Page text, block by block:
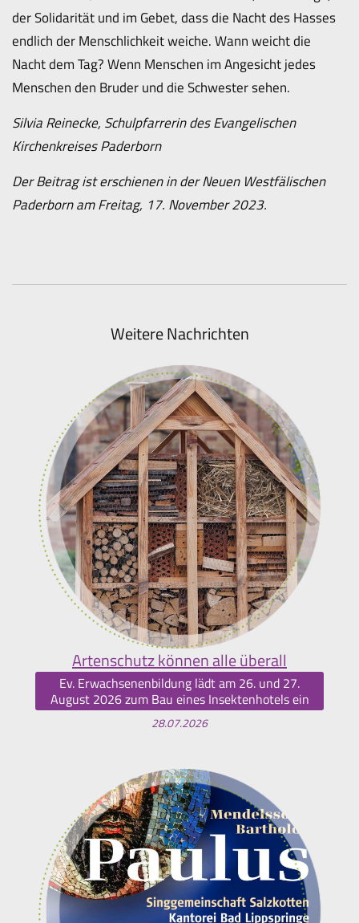
der Solidarität und im Gebet, dass die Nacht des Hasses
endlich der Menschlichkeit weiche. Wann weicht die
Nacht dem Tag? Wenn Menschen im Angesicht jedes
Menschen den Bruder und die Schwester sehen.
Silvia Reinecke, Schulpfarrerin des Evangelischen
Kirchenkreises Paderborn
Der Beitrag ist erschienen in der Neuen Westfälischen
Paderborn am Freitag, 17. November 2023.
Weitere Nachrichten
Artenschutz können alle überall
Ev. Erwachsenenbildung lädt am 26. und 27.
August 2026 zum Bau eines Insektenhotels ein
28.07.2026